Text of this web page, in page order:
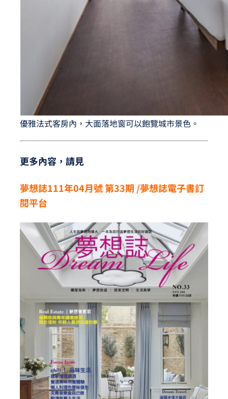
優雅法式客房內，大面落地窗可以飽覽城市景色。
更多內容，請見
夢想誌111年04月號 第33期 /夢想誌電子書訂
閱平台